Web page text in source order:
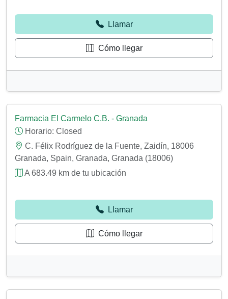
Llamar
Cómo llegar
Farmacia El Carmelo C.B. - Granada
Horario: Closed
C. Félix Rodríguez de la Fuente, Zaidín, 18006
Granada, Spain, Granada, Granada (18006)
A 683.49 km de tu ubicación
Llamar
Cómo llegar